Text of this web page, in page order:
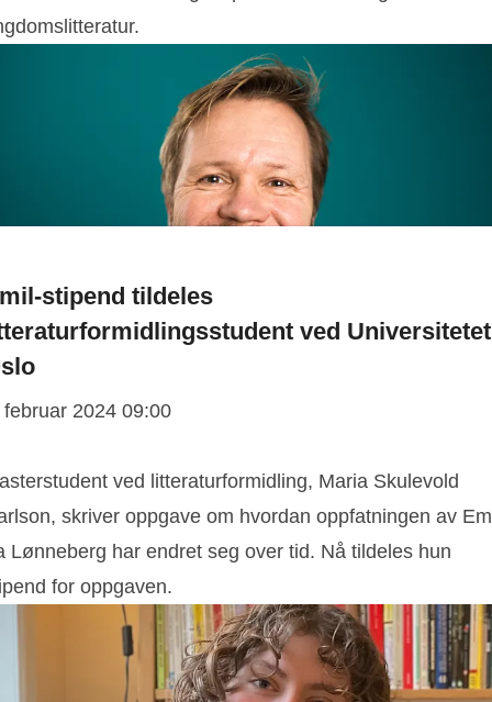
stipend tildeles
ved
februar 2024 09:00
ved litteraturformidling, Maria Skulevold
skriver oppgave om hvordan oppfatningen av
Lønneberg har endret seg over tid. Nå tildeles hun
for oppgaven.